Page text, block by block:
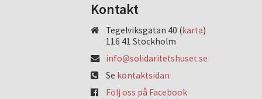
Kontakt
Tegelviksgatan 40 (karta)
116 41 Stockholm
info@solidaritetshuset.se
Se kontaktsidan
Följ oss på Facebook